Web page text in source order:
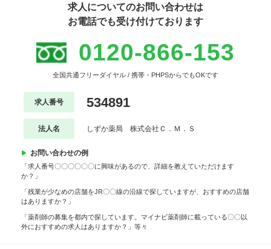
求人についてのお問い合わせは
お電話でも受け付けております
0120-866-153
全国共通フリーダイヤル / 携帯・PHPSからでもOKです
求人番号 534891
法人名 しずか薬局 株式会社Ｃ．Ｍ．Ｓ
お問い合わせの例
「求人番号〇〇〇〇〇〇に興味があるので、詳細を教えていただけます
か？」
「残業が少なめの店舗をJR〇〇線の沿線で探していますが、おすすめの店舗
はありますか？」
「薬剤師の募集を都内で探しています。マイナビ薬剤師に載っている〇〇以
外におすすめの求人はありますか？」等々